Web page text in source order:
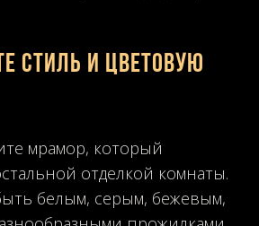
стиль и цветовую
мрамор, который
отделкой комнаты.
белым, серым, бежевым,